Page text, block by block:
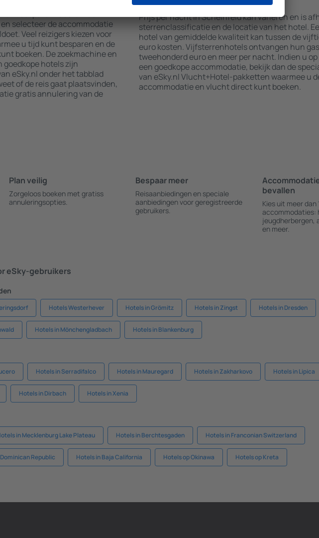
van eSky.nl is een
besparen. Gebruik de
selecteer de accommodatie
Veel reizigers kiezen voor
u tijd kunt besparen en de
boeken. De zoekmachine en
goedkope hotels zijn
eSky.nl onder het tabblad
of de reis gaat plaatsvinden,
gratis annulering van de
Prijs per nacht in Scheinfeld kan variëren en is
sterrenclassificatie en de locatie van het hotel.
hotel van gemiddelde kwaliteit kan tussen de
euro kosten. Vijfsterrenhotels ontvangen hun
tweehonderd euro en meer per nacht. Indien u
een goedkope accommodatie, bekijk dan de
van eSky.nl Vlucht+Hotel-pakketten waarmee u
accommodatie en vlucht direct kunt boeken.
Plan veilig
Zorgeloos boeken met gratiss
annuleringsopties.
Bespaar meer
Reisaanbiedingen en speciale
aanbiedingen voor geregistreerde
gebruikers.
bevallen
Kies uit meer dan
accommodaties:
jeugdherbergen,
en meer.
eSky-gebruikers
Hotels Westerhever Hotels in Grömitz Hotels in Zingst Hotels in Dresden
Hotels in Mönchengladbach Hotels in Blankenburg
Hotels in Serradifalco Hotels in Mauregard Hotels in Zakharkovo Hotels in Lipica
Hotels in Dirbach Hotels in Xenia
in Mecklenburg Lake Plateau Hotels in Berchtesgaden Hotels in Franconian Switzerland
Republic Hotels in Baja California Hotels op Okinawa Hotels op Kreta